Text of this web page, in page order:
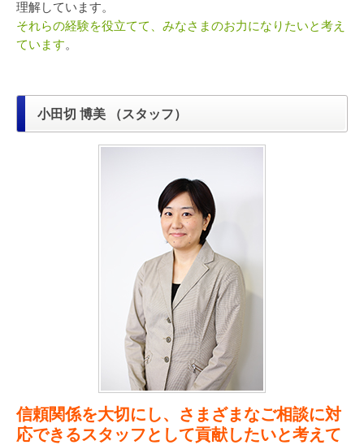
理解しています。
それらの経験を役立てて、みなさまのお力になりたいと考え
ています。
小田切 博美 （スタッフ）
信頼関係を大切にし、さまざまなご相談に対
応できるスタッフとして貢献したいと考えて